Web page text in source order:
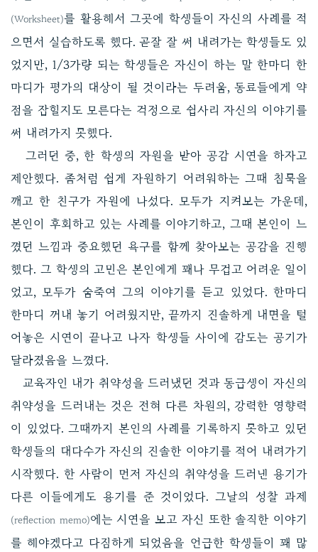
(Worksheet)를 활용해서 그곳에 학생들이 자신의 사례를 적
으면서 실습하도록 했다. 곧잘 잘 써 내려가는 학생들도 있
었지만, 1/3가량 되는 학생들은 자신이 하는 말 한마디 한
마디가 평가의 대상이 될 것이라는 두려움, 동료들에게 약
점을 잡힐지도 모른다는 걱정으로 쉽사리 자신의 이야기를
써 내려가지 못했다.
그러던 중, 한 학생의 자원을 받아 공감 시연을 하자고
제안했다. 좀처럼 쉽게 자원하기 어려워하는 그때 침묵을
깨고 한 친구가 자원에 나섰다. 모두가 지켜보는 가운데,
본인이 후회하고 있는 사례를 이야기하고, 그때 본인이 느
꼈던 느낌과 중요했던 욕구를 함께 찾아보는 공감을 진행
했다. 그 학생의 고민은 본인에게 꽤나 무겁고 어려운 일이
었고, 모두가 숨죽여 그의 이야기를 듣고 있었다. 한마디
한마디 꺼내 놓기 어려웠지만, 끝까지 진솔하게 내면을 털
어놓은 시연이 끝나고 나자 학생들 사이에 감도는 공기가
달라졌음을 느꼈다.
교육자인 내가 취약성을 드러냈던 것과 동급생이 자신의
취약성을 드러내는 것은 전혀 다른 차원의, 강력한 영향력
이 있었다. 그때까지 본인의 사례를 기록하지 못하고 있던
학생들의 대다수가 자신의 진솔한 이야기를 적어 내려가기
시작했다. 한 사람이 먼저 자신의 취약성을 드러낸 용기가
다른 이들에게도 용기를 준 것이었다. 그날의 성찰 과제
(reflection memo)에는 시연을 보고 자신 또한 솔직한 이야기
를 해야겠다고 다짐하게 되었음을 언급한 학생들이 꽤 많